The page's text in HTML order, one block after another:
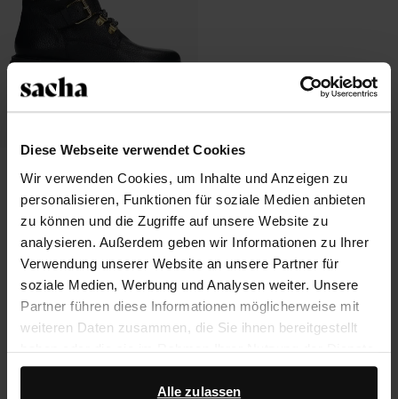
Diese Webseite verwendet Cookies
Wir verwenden Cookies, um Inhalte und Anzeigen zu
personalisieren, Funktionen für soziale Medien anbieten
zu können und die Zugriffe auf unsere Website zu
analysieren. Außerdem geben wir Informationen zu Ihrer
Verwendung unserer Website an unsere Partner für
soziale Medien, Werbung und Analysen weiter. Unsere
Partner führen diese Informationen möglicherweise mit
weiteren Daten zusammen, die Sie ihnen bereitgestellt
haben oder die sie im Rahmen Ihrer Nutzung der Dienste
gesammelt haben.
Alle zulassen
mit Kunstfellfutter
135.00
54.00
Über Sacha
Versand und Lieferung